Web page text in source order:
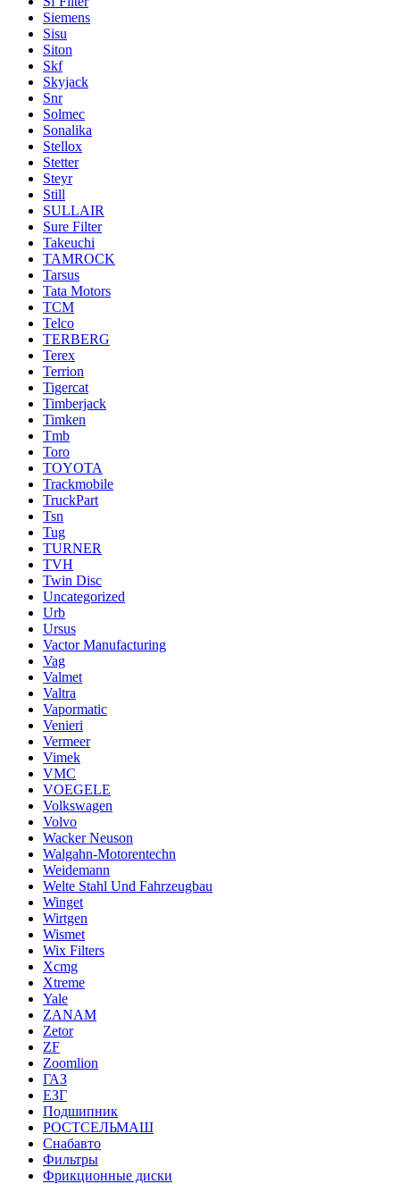
Siemens
Sisu
Siton
Skf
Skyjack
Snr
Solmec
Sonalika
Stellox
Stetter
Steyr
Still
SULLAIR
Sure Filter
Takeuchi
TAMROCK
Tarsus
Tata Motors
TCM
Telco
TERBERG
Terex
Terrion
Tigercat
Timberjack
Timken
Tmb
Toro
TOYOTA
Trackmobile
TruckPart
Tsn
Tug
TURNER
TVH
Twin Disc
Uncategorized
Urb
Ursus
Vactor Manufacturing
Vag
Valmet
Valtra
Vapormatic
Venieri
Vermeer
Vimek
VMC
VOEGELE
Volkswagen
Volvo
Wacker Neuson
Walgahn-Motorentechn
Weidemann
Welte Stahl Und Fahrzeugbau
Winget
Wirtgen
Wismet
Wix Filters
Xcmg
Xtreme
Yale
ZANAM
Zetor
ZF
Zoomlion
ГАЗ
ЕЗГ
Подшипник
РОСТСЕЛЬМАШ
Снабавто
Фильтры
Фрикционные диски